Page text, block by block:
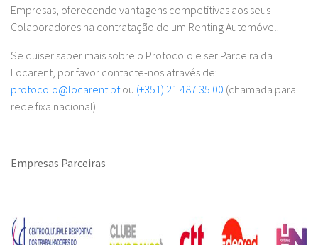
Empresas, oferecendo vantagens competitivas aos seus
Colaboradores na contratação de um Renting Automóvel.
Se quiser saber mais sobre o Protocolo e ser Parceira da
Locarent, por favor contacte-nos através de:
protocolo@locarent.ptou (+351) 21 487 35 00 (chamada para
rede fixa nacional).
Empresas Parceiras